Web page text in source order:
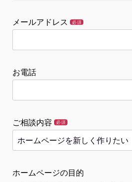
メールアドレス 必須
お電話
ご相談内容 必須
ホームページの目的